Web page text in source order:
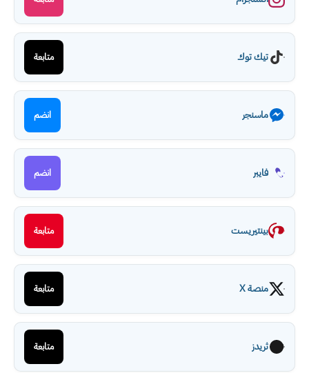
تيك توك متابعة
ماسنجر انضم
فايبر انضم
بينتيريست متابعة
منصة X متابعة
ثريدز متابعة